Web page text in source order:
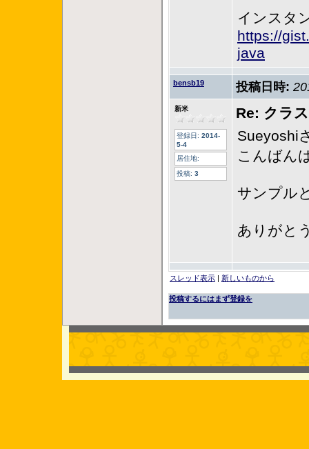
インスタ
https://
java
bensb19 投稿日時:
新米
登録日: 2014-
5-4
居住地:
投稿: 3
Re: クラ
Sueyoshi
こんばん
サンプル
ありがと
スレッド表示 | 新しいものから
投稿するにはまず登録を